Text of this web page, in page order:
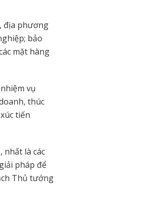
địa phương
bảo
mặt hàng
vụ
thúc
tiến
nhất là các
pháp để
Thủ tướng